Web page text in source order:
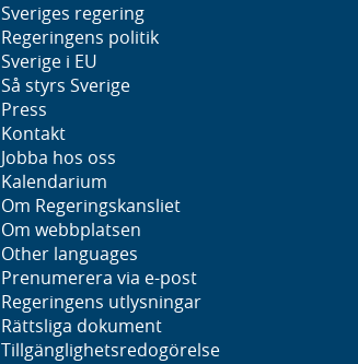
Sveriges regering
Regeringens politik
Sverige i EU
Så styrs Sverige
Press
Kontakt
Jobba hos oss
Kalendarium
Om Regeringskansliet
Om webbplatsen
Other languages
Prenumerera via e-post
Regeringens utlysningar
Rättsliga dokument
Tillgänglighetsredogörelse